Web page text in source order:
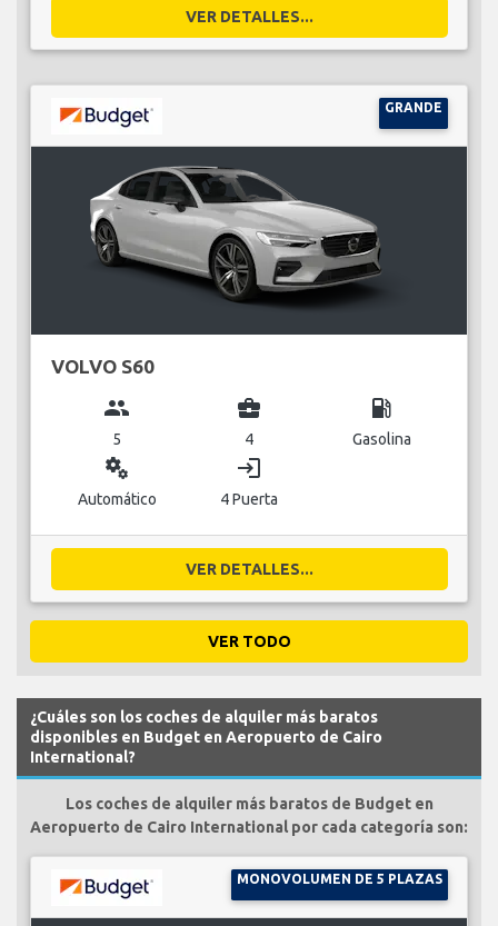
VER DETALLES...
GRANDE
VOLVO S60
group
5
business_center
4
local_gas_station
Gasolina
miscellaneous_services
Automático
login
4 Puerta
VER DETALLES...
VER TODO
¿Cuáles son los coches de alquiler más baratos
disponibles en Budget en Aeropuerto de Cairo
International?
Los coches de alquiler más baratos de Budget en
Aeropuerto de Cairo International por cada categoría son:
MONOVOLUMEN DE 5 PLAZAS